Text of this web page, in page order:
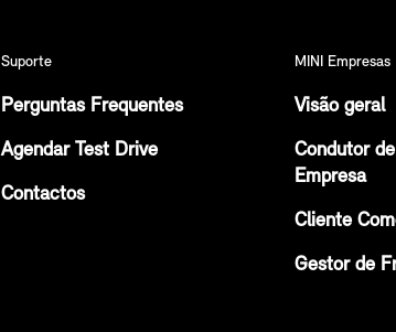
Suporte
Perguntas Frequentes
Agendar Test Drive
Contactos
MINI Empresas
Visão geral
Condutor
Empresa
Cliente
Gestor de